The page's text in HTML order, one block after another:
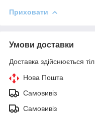
Приховати
Умови доставки
Доставка здійснюється
Нова Пошта
Самовивіз
Самовивіз